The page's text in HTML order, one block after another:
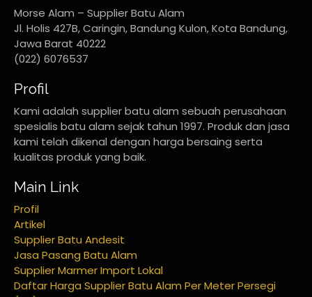
Morse Alam – Supplier Batu Alam
Jl. Holis 427B, Caringin, Bandung Kulon, Kota Bandung,
Jawa Barat 40222
(022) 6076537
Profil
Kami adalah supplier batu alam sebuah perusahaan
spesialis batu alam sejak tahun 1997. Produk dan jasa
kami telah dikenal dengan harga bersaing serta
kualitas produk yang baik.
Main Link
Profil
Artikel
Supplier Batu Andesit
Jasa Pasang Batu Alam
Supplier Marmer Import Lokal
Daftar Harga Supplier Batu Alam Per Meter Persegi